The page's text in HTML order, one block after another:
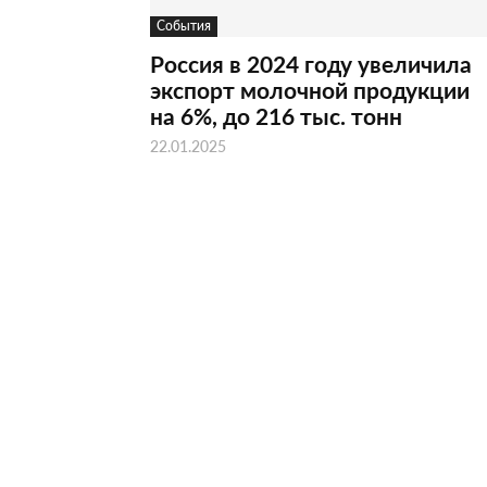
События
Россия в 2024 году увеличила
экспорт молочной продукции
на 6%, до 216 тыс. тонн
22.01.2025